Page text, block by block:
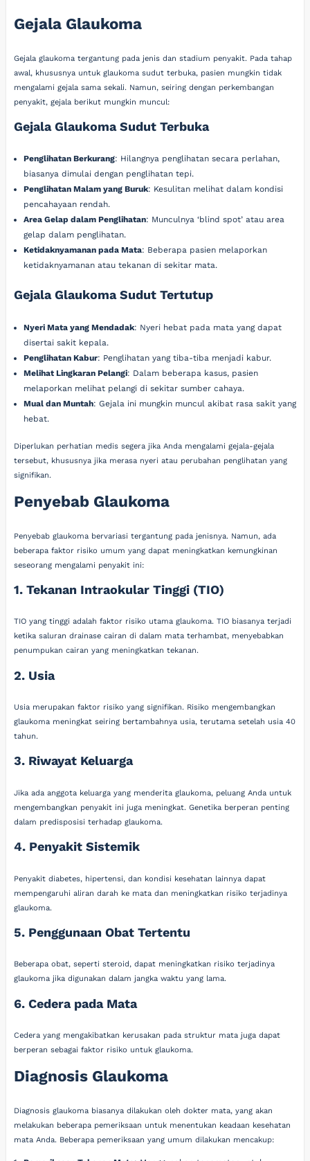
Gejala Glaukoma
Gejala glaukoma tergantung pada jenis dan stadium penyakit. Pada tahap
awal, khususnya untuk glaukoma sudut terbuka, pasien mungkin tidak
mengalami gejala sama sekali. Namun, seiring dengan perkembangan
penyakit, gejala berikut mungkin muncul:
Gejala Glaukoma Sudut Terbuka
Penglihatan Berkurang: Hilangnya penglihatan secara perlahan,
biasanya dimulai dengan penglihatan tepi.
Penglihatan Malam yang Buruk: Kesulitan melihat dalam kondisi
pencahayaan rendah.
Area Gelap dalam Penglihatan: Munculnya ‘blind spot’ atau area
gelap dalam penglihatan.
Ketidaknyamanan pada Mata: Beberapa pasien melaporkan
ketidaknyamanan atau tekanan di sekitar mata.
Gejala Glaukoma Sudut Tertutup
Nyeri Mata yang Mendadak: Nyeri hebat pada mata yang dapat
disertai sakit kepala.
Penglihatan Kabur: Penglihatan yang tiba-tiba menjadi kabur.
Melihat Lingkaran Pelangi: Dalam beberapa kasus, pasien
melaporkan melihat pelangi di sekitar sumber cahaya.
Mual dan Muntah: Gejala ini mungkin muncul akibat rasa sakit yang
hebat.
Diperlukan perhatian medis segera jika Anda mengalami gejala-gejala
tersebut, khususnya jika merasa nyeri atau perubahan penglihatan yang
signifikan.
Penyebab Glaukoma
Penyebab glaukoma bervariasi tergantung pada jenisnya. Namun, ada
beberapa faktor risiko umum yang dapat meningkatkan kemungkinan
seseorang mengalami penyakit ini:
1. Tekanan Intraokular Tinggi (TIO)
TIO yang tinggi adalah faktor risiko utama glaukoma. TIO biasanya terjadi
ketika saluran drainase cairan di dalam mata terhambat, menyebabkan
penumpukan cairan yang meningkatkan tekanan.
2. Usia
Usia merupakan faktor risiko yang signifikan. Risiko mengembangkan
glaukoma meningkat seiring bertambahnya usia, terutama setelah usia 40
tahun.
3. Riwayat Keluarga
Jika ada anggota keluarga yang menderita glaukoma, peluang Anda untuk
mengembangkan penyakit ini juga meningkat. Genetika berperan penting
dalam predisposisi terhadap glaukoma.
4. Penyakit Sistemik
Penyakit diabetes, hipertensi, dan kondisi kesehatan lainnya dapat
mempengaruhi aliran darah ke mata dan meningkatkan risiko terjadinya
glaukoma.
5. Penggunaan Obat Tertentu
Beberapa obat, seperti steroid, dapat meningkatkan risiko terjadinya
glaukoma jika digunakan dalam jangka waktu yang lama.
6. Cedera pada Mata
Cedera yang mengakibatkan kerusakan pada struktur mata juga dapat
berperan sebagai faktor risiko untuk glaukoma.
Diagnosis Glaukoma
Diagnosis glaukoma biasanya dilakukan oleh dokter mata, yang akan
melakukan beberapa pemeriksaan untuk menentukan keadaan kesehatan
mata Anda. Beberapa pemeriksaan yang umum dilakukan mencakup: